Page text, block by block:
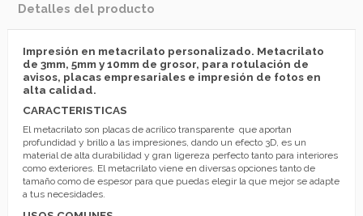
Detalles del producto
Impresión en metacrilato personalizado. Metacrilato
de 3mm, 5mm y 10mm de grosor, para rotulación de
avisos, placas empresariales e impresión de fotos en
alta calidad.
CARACTERISTICAS
El metacrilato son placas de acrílico transparente que aportan
profundidad y brillo a las impresiones, dando un efecto 3D, es un
material de alta durabilidad y gran ligereza perfecto tanto para interiores
como exteriores. El metacrilato viene en diversas opciones tanto de
tamaño como de espesor para que puedas elegir la que mejor se adapte
a tus necesidades.